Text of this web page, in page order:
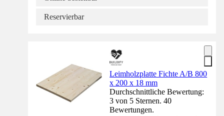
Reservierbar
Leimholzplatte Fichte A/B 800
x 200 x 18 mm
Durchschnittliche Bewertung:
3 von 5 Sternen. 40
Bewertungen.